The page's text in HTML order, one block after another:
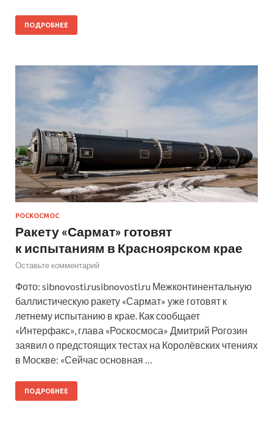
ПОДРОБНЕЕ
РОСКОСМОС
Ракету «Сармат» готовят
к испытаниям в Красноярском крае
Оставьте комментарий
Фото: sibnovosti.rusibnovosti.ru Межконтинентальную
баллистическую ракету «Сармат» уже готовят к
летнему испытанию в крае. Как сообщает
«Интерфакс», глава «Роскосмоса» Дмитрий Рогозин
заявил о предстоящих тестах на Королёвских чтениях
в Москве: «Сейчас основная …
ПОДРОБНЕЕ